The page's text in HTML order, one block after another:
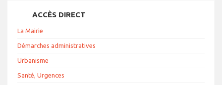
ACCÈS DIRECT
La Mairie
Démarches administratives
Urbanisme
Santé, Urgences